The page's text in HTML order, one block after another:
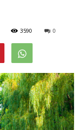
3590 0